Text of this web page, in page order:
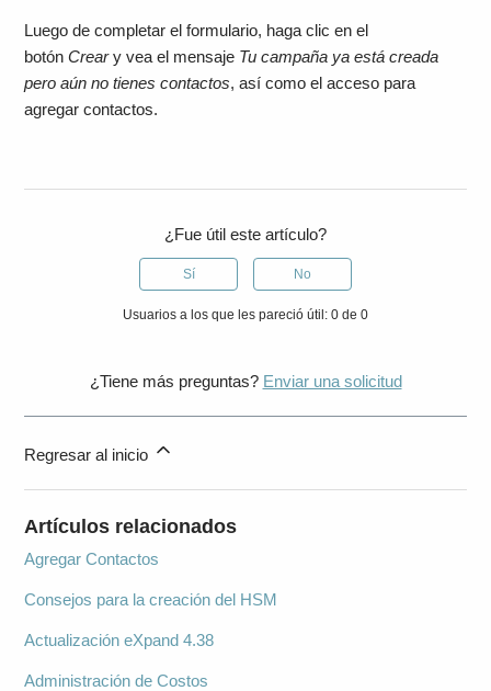
Luego de completar el formulario, haga clic en el
botónCreary vea el mensaje Tu campaña ya está creada
pero aún no tienes contactos, así como el acceso para
agregar contactos.
¿Fue útil este artículo?
Sí No
Usuarios a los que les pareció útil: 0 de 0
¿Tiene más preguntas? Enviar una solicitud
Regresar al inicio
Artículos relacionados
Agregar Contactos
Consejos para la creación del HSM
Actualización eXpand 4.38
Administración de Costos